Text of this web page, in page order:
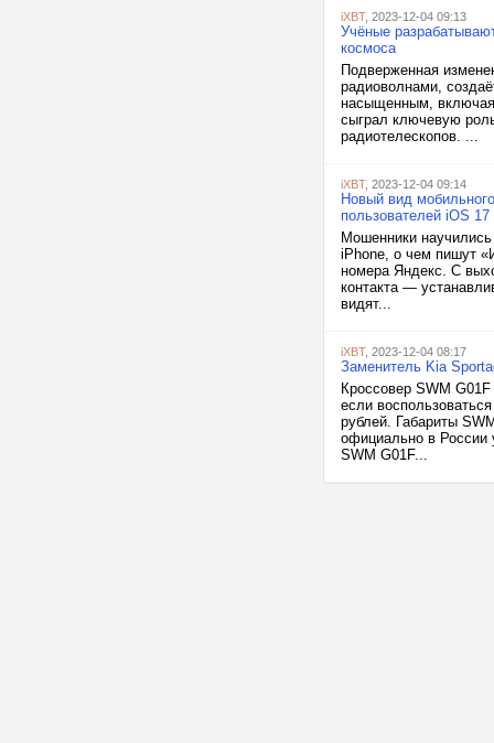
iXBT, 2023-12-04 09:13
Учёные
космоса
Подверженная
радиоволнами,
насыщенным,
сыграл ключевую
радиотелескопов. ...
iXBT, 2023-12-04 09:14
Новый вид
пользователей iOS 17
Мошенники
iPhone, о чем пишут
номера Яндекс. С
контакта —
видят...
iXBT, 2023-12-04 08:17
Заменитель Kia
Кроссовер SWM
если
рублей. Габариты
официально в России
SWM G01F...